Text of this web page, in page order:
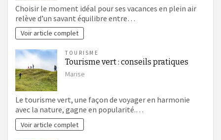
Choisir le moment idéal pour ses vacances en plein air
relève d’un savant équilibre entre…
Voir article complet
TOURISME
Tourisme vert : conseils pratiques
Marise
Le tourisme vert, une façon de voyager en harmonie
avec la nature, gagne en popularité.…
Voir article complet